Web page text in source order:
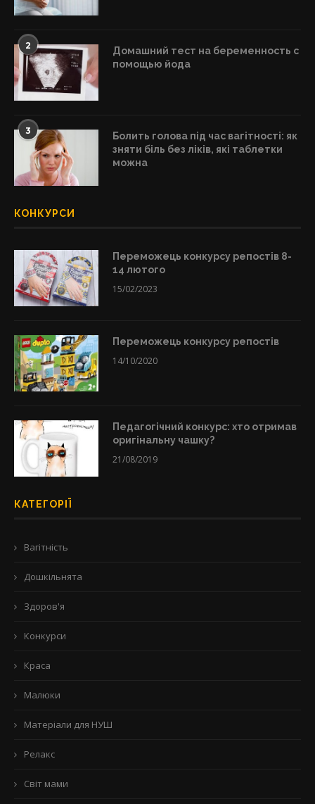
2
Домашний тест на беременность с
помощью йода
3
Болить голова під час вагітності: як
зняти біль без ліків, які таблетки
можна
КОНКУРСИ
Переможець конкурсу репостів 8-
14 лютого
15/02/2023
Переможець конкурсу репостів
14/10/2020
Педагогічний конкурс: хто отримав
оригінальну чашку?
21/08/2019
КАТЕГОРІЇ
Вагітність
Дошкільнята
Здоров'я
Конкурси
Краса
Малюки
Матеріали для НУШ
Релакс
Світ мами